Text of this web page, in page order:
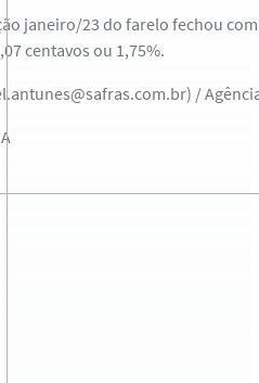
janeiro/23 do farelo fechou com
centavos ou 1,75%.
/ Agência